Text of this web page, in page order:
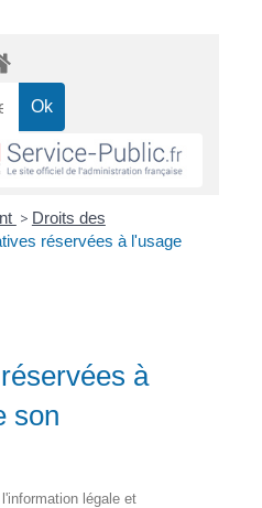
> Droits des
réservées à l'usage
à
son
légale et